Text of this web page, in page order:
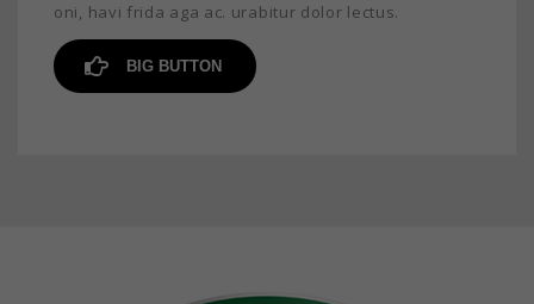
oni, havi frida aga ac. urabitur dolor lectus.
BIG BUTTON